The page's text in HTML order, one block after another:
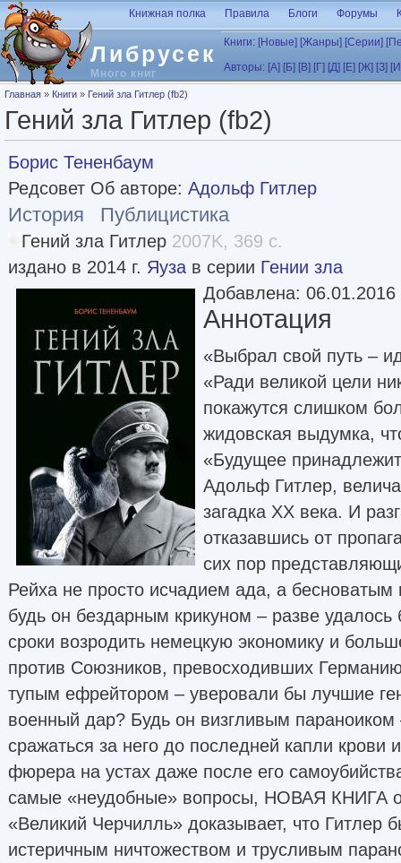
Перейти к основному содержанию
Либрусек
Много книг
Книжная полка Правила Блоги Форумы
Книги: [Новые] [Жанры] [Серии]
Авторы: [А] [Б] [В] [Г] [Д] [Е] [Ж] [З]
Вы здесь
Главная » Книги » Гений зла Гитлер (fb2)
Гений зла Гитлер (fb2)
Борис Тененбаум
Редсовет Об авторе: Адольф Гитлер
История Публицистика
Гений зла Гитлер 2007K, 369 с.
издано в 2014 г. Яуза в серии Гении зла
Добавлена: 06.01.2016
Аннотация
«Выбрал свой путь –
«Ради великой цели
покажутся слишком
жидовская выдумка,
«Будущее
Адольф Гитлер,
загадка XX века. И
отказавшись от
сих пор
Рейха не просто исчадием ада, а
будь он бездарным крикуном – разве
сроки возродить немецкую экономику и
против Союзников, превосходивших
тупым ефрейтором – уверовали бы лучшие
военный дар? Будь он визгливым
сражаться за него до последней капли крови
фюрера на устах даже после его
самые «неудобные» вопросы, НОВАЯ КНИГА
«Великий Черчилль» доказывает, что Гитлер
истеричным ничтожеством и трусливым